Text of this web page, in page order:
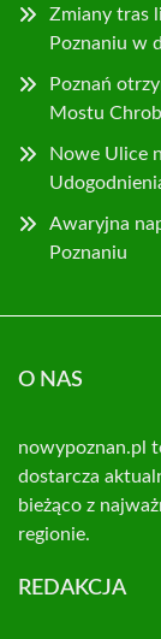
Zmiany tras
Poznaniu w
Poznań
Mostu
Nowe Ulice
Awaryjna
Poznaniu
O NAS
nowypoznan.pl
dostarcza
bieżąco z
regionie.
REDAKCJA